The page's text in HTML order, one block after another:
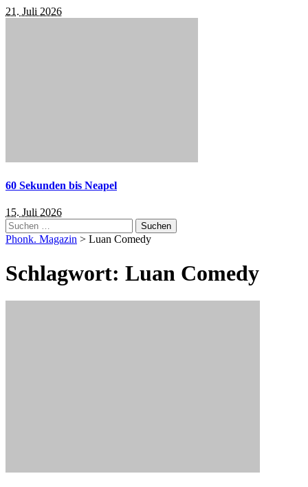
21. Juli 2026
60 Sekunden bis Neapel
15. Juli 2026
Suchen
nach:
Phonk. Magazin > Luan Comedy
Schlagwort: Luan Comedy